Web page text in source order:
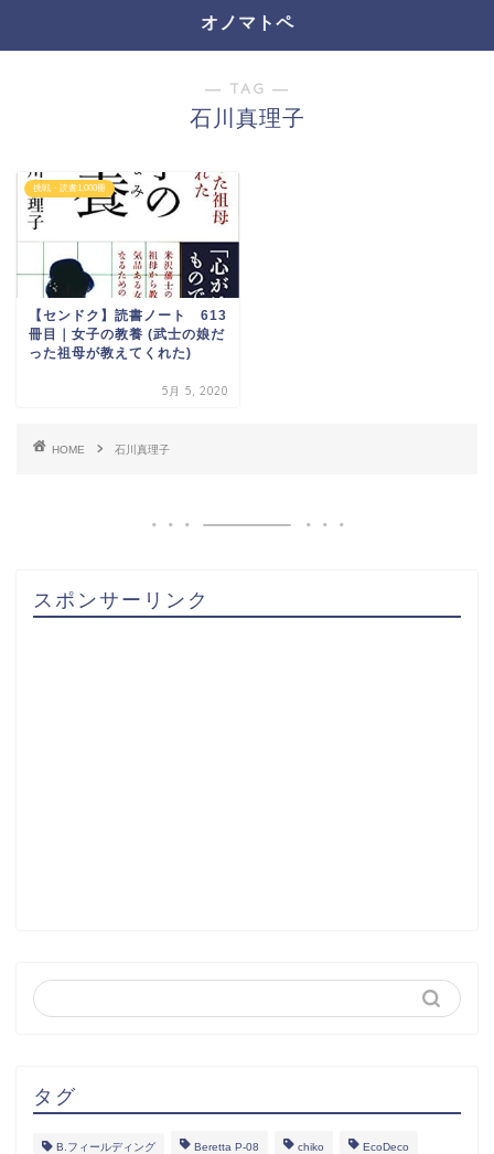
オノマトペ
― TAG ―
石川真理子
挑戦・読書1,000冊
【センドク】読書ノート 613
冊目｜女子の教養 (武士の娘だ
った祖母が教えてくれた)
5月 5, 2020
HOME 石川真理子
スポンサーリンク
タグ
B.フィールディング Beretta P-08 chiko EcoDeco